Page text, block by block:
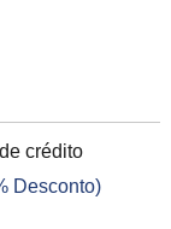
crédito
Desconto)